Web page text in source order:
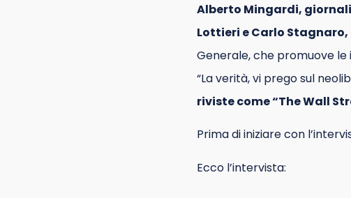
Alberto Mingardi,
Lottieri e Carlo
Generale, che promuove le
“La verità, vi prego sul
riviste come “The Wall
Prima di iniziare con
Ecco l’intervista: